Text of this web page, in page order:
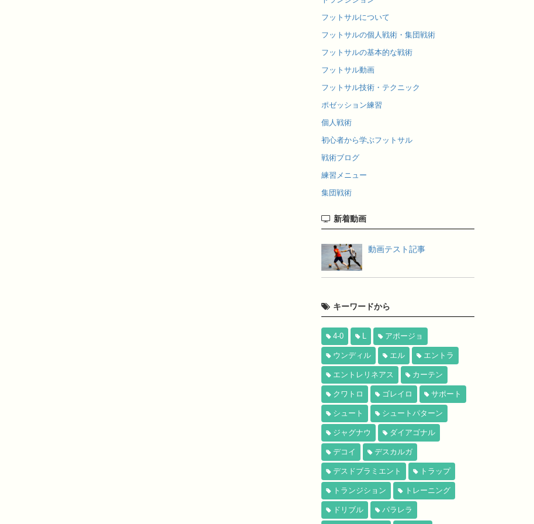
フットサルについて
フットサルの個人戦術・集団戦術
フットサルの基本的な戦術
フットサル動画
フットサル技術・テクニック
ポゼッション練習
個人戦術
初心者から学ぶフットサル
戦術ブログ
練習メニュー
集団戦術
新着動画
動画テスト記事
キーワードから
4-0 アポージョ
ウンディル エル エントラ
エントレリネアス カーテン
クワトロ ゴレイロ サポート
シュート シュートパターン
ジャグナウ ダイアゴナル
デコイ デスカルガ
デスドブラミエント トラップ
トランジション トレーニング
ドリブル パラレラ